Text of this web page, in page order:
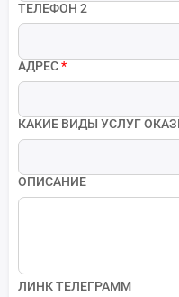
ТЕЛЕФОН 2
АДРЕС*
КАКИЕ ВИДЫ УСЛУГ
ОПИСАНИЕ
ЛИНК ТЕЛЕГРАММ